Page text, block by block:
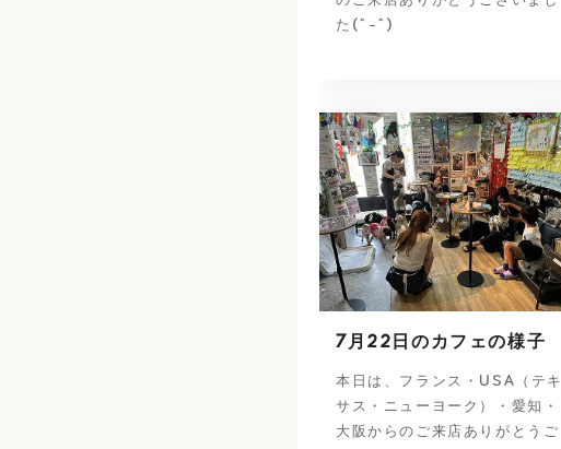
た(^-^)
7月22日のカフェの様子
本日は、フランス・USA（テキ
サス・ニューヨーク）・愛知・
大阪からのご来店ありがとうご